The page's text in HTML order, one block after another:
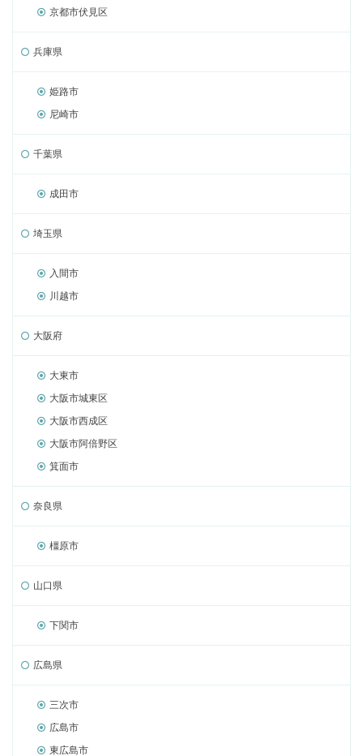
京都市伏見区
兵庫県
姫路市
尼崎市
千葉県
成田市
埼玉県
入間市
川越市
大阪府
大東市
大阪市城東区
大阪市西成区
大阪市阿倍野区
箕面市
奈良県
橿原市
山口県
下関市
広島県
三次市
広島市
東広島市